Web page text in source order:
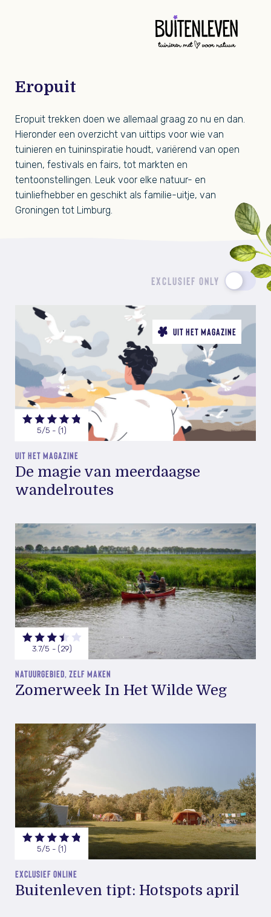
Eropuit
Eropuit trekken doen we allemaal graag zo nu en dan.
Hieronder een overzicht van uittips voor wie van
tuinieren en tuininspiratie houdt, variërend van open
tuinen, festivals en fairs, tot markten en
tentoonstellingen. Leuk voor elke natuur- en
tuinliefhebber en geschikt als familie-uitje, van
Groningen tot Limburg.
EXCLUSIEF ONLY
UIT HET MAGAZINE
5/5 - (1)
UIT HET MAGAZINE
De magie van meerdaagse
wandelroutes
3.7/5 - (29)
NATUURGEBIED, ZELF MAKEN
Zomerweek In Het Wilde Weg
5/5 - (1)
EXCLUSIEF ONLINE
Buitenleven tipt: Hotspots april